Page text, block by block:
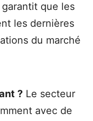
que les
les dernières
du marché
? Le secteur
avec de